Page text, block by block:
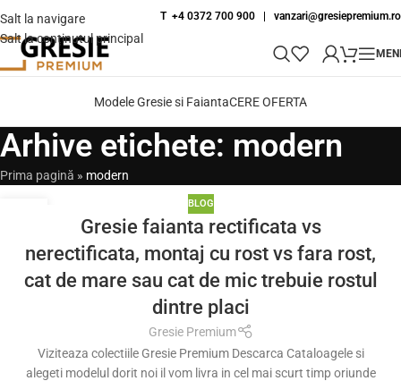
Salt la navigare
Salt la conținutul principal
T +4 0372 700 900 | vanzari@gresiepremium.ro
Modele Gresie si FaiantaCERE OFERTA
Arhive etichete: modern
Prima pagină » modern
BLOG
Gresie faianta rectificata vs
nerectificata, montaj cu rost vs fara rost,
cat de mare sau cat de mic trebuie rostul
dintre placi
Gresie Premium
Viziteaza colectiile Gresie Premium Descarca Cataloagele si
alegeti modelul dorit noi il vom livra in cel mai scurt timp oriunde